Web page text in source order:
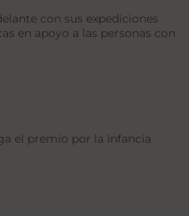
con sus expediciones
en apoyo a las personas con
el premio por la Infancia